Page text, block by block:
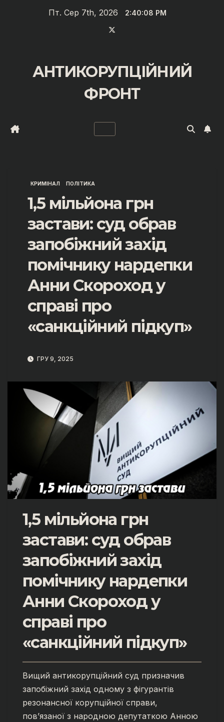
Пт. Сер 7th, 2026 2:40:09 PM
АНТИКОРУПЦІЙНИЙ
ФРОНТ
КРИМІНАЛ ПОЛІТИКА
1,5 мільйона грн
застави: суд обрав
запобіжний захід
помічнику нардепки
Анни Скороход у
справі про
«санкційний підкуп»
ГРУ 9, 2025
1,5 мільйона грн
застави: суд обрав
запобіжний захід
помічнику нардепки
Анни Скороход у
справі про
«санкційний підкуп»
Вищий антикорупційний суд призначив
запобіжний захід одному з фігурантів
резонансної корупційної справи,
пов’язаної з народною депутаткою Анною